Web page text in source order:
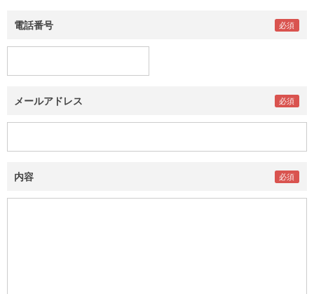
電話番号
メールアドレス
内容